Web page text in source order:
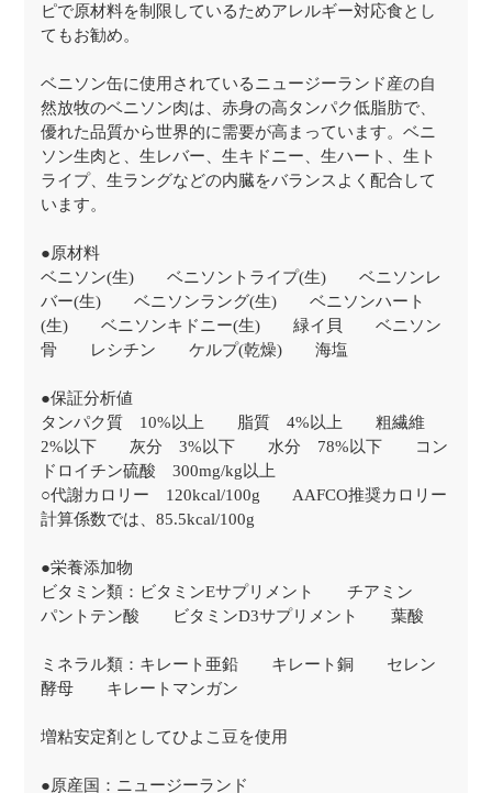
ピで原材料を制限しているためアレルギー対応食とし
てもお勧め。
ベニソン缶に使用されているニュージーランド産の自
然放牧のベニソン肉は、赤身の高タンパク低脂肪で、
優れた品質から世界的に需要が高まっています。ベニ
ソン生肉と、生レバー、生キドニー、生ハート、生ト
ライプ、生ラングなどの内臓をバランスよく配合して
います。
●原材料
ベニソン(生) ベニソントライプ(生) ベニソンレ
バー(生) ベニソンラング(生) ベニソンハート
(生) ベニソンキドニー(生) 緑イ貝 ベニソン
骨 レシチン ケルプ(乾燥) 海塩
●保証分析値
タンパク質 10%以上 脂質 4%以上 粗繊維
2%以下 灰分 3%以下 水分 78%以下 コン
ドロイチン硫酸 300mg/kg以上
○代謝カロリー 120kcal/100g AAFCO推奨カロリー
計算係数では、85.5kcal/100g
●栄養添加物
ビタミン類：ビタミンEサプリメント チアミン
パントテン酸 ビタミンD3サプリメント 葉酸
ミネラル類：キレート亜鉛 キレート銅 セレン
酵母 キレートマンガン
増粘安定剤としてひよこ豆を使用
●原産国：ニュージーランド